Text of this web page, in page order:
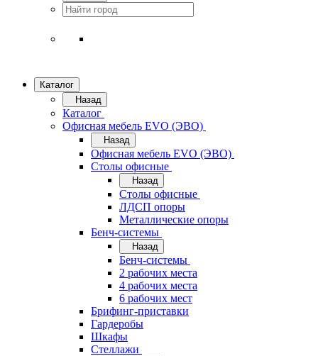
Каталог
Назад
Каталог
Офисная мебель EVO (ЭВО)
Назад
Офисная мебель EVO (ЭВО)
Cтолы офисные
Назад
Cтолы офисные
ЛДСП опоры
Металлические опоры
Бенч-системы
Назад
Бенч-системы
2 рабочих места
4 рабочих места
6 рабочих мест
Брифинг-приставки
Гардеробы
Шкафы
Стеллажи